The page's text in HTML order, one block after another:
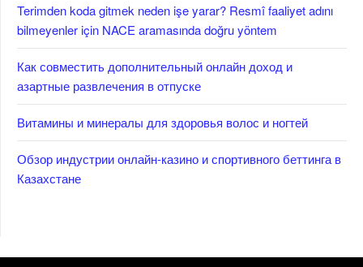
Terimden koda gitmek neden işe yarar? Resmî faaliyet adını
bilmeyenler için NACE aramasında doğru yöntem
Как совместить дополнительный онлайн доход и
азартные развлечения в отпуске
Витамины и минералы для здоровья волос и ногтей
Обзор индустрии онлайн-казино и спортивного беттинга в
Казахстане